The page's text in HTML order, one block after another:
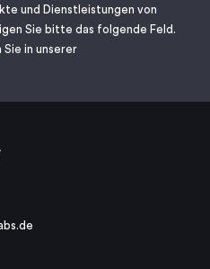
und Dienstleistungen von
Sie bitte das folgende Feld.
in unserer